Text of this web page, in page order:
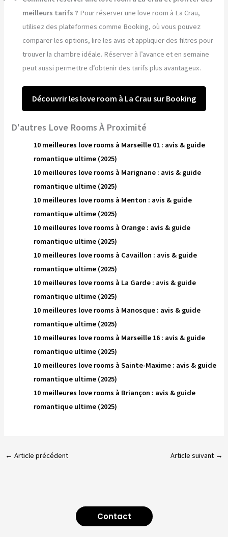
meilleurs tarifs ? Pour réserver une love room à La Crau,
utilisez des plateformes comme Booking, où vous pouvez
comparer les options, lire les avis et appliquer des filtres pour
trouver la chambre idéale. Réserver à l’avance et en semaine
peut aussi permettre d’obtenir des tarifs plus avantageux.
Découvrir les love room à La Crau sur Booking
D'autres Love Rooms À Proximité
10 meilleures love rooms à Marseille 01 : avis & guide
romantique ultime (2025)
10 meilleures love rooms à Marignane : avis & guide
romantique ultime (2025)
10 meilleures love rooms à Menton : avis & guide
romantique ultime (2025)
10 meilleures love rooms à Orange : avis & guide
romantique ultime (2025)
10 meilleures love rooms à Cavaillon : avis & guide
romantique ultime (2025)
10 meilleures love rooms à La Garde : avis & guide
romantique ultime (2025)
10 meilleures love rooms à Manosque : avis & guide
romantique ultime (2025)
10 meilleures love rooms à Marseille 16 : avis & guide
romantique ultime (2025)
10 meilleures love rooms à Sainte-Maxime : avis & guide
romantique ultime (2025)
10 meilleures love rooms à Briançon : avis & guide
romantique ultime (2025)
← Article précédent Article suivant →
Contact